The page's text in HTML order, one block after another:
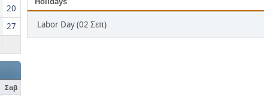
20
27
Σαβ
Labor Day (02 Σεπ)